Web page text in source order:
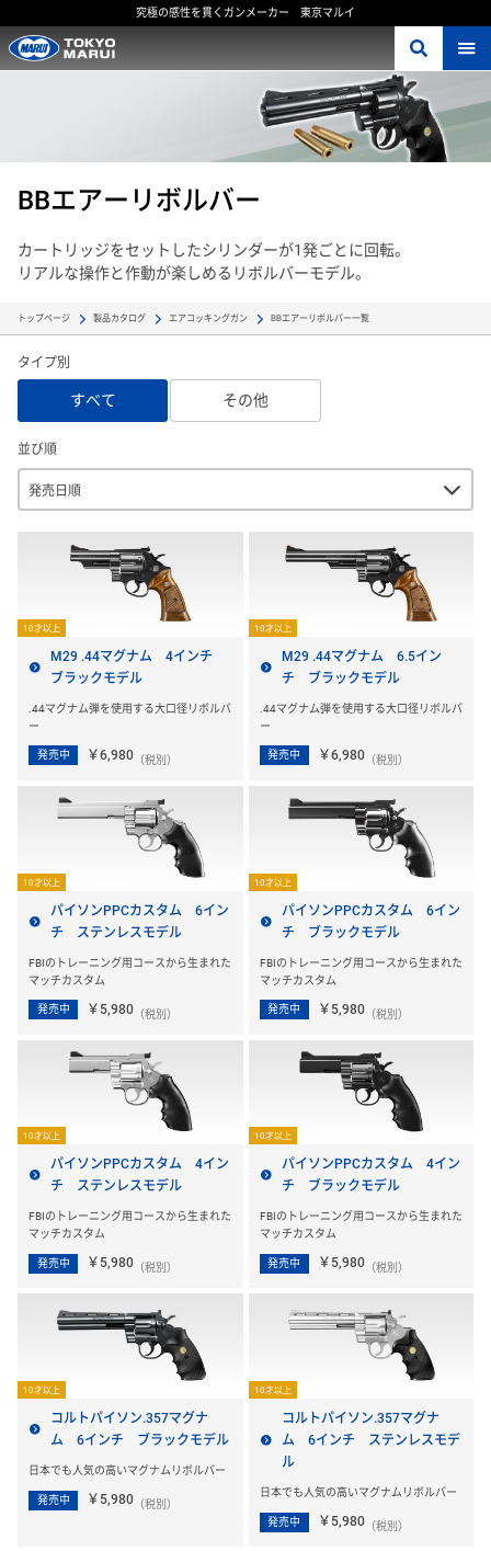
究極の感性を貫くガンメーカー 東京マルイ
BBエアーリボルバー
カートリッジをセットしたシリンダーが1発ごとに回転。
リアルな操作と作動が楽しめるリボルバーモデル。
トップページ 製品カタログ エアコッキングガン BBエアーリボルバー一覧
タイプ別
すべて その他
並び順
10才以上
M29 .44マグナム 4インチ
ブラックモデル
.44マグナム弾を使用する大口径リボルバ
ー
発売中 ￥6,980 （税別）
10才以上
M29 .44マグナム 6.5イン
チ ブラックモデル
.44マグナム弾を使用する大口径リボルバ
ー
発売中 ￥6,980（税別）
10才以上
パイソンPPCカスタム 6イン
チ ステンレスモデル
FBIのトレーニング用コースから生まれた
マッチカスタム
発売中 ￥5,980 （税別）
10才以上
パイソンPPCカスタム 6イン
チ ブラックモデル
FBIのトレーニング用コースから生まれた
マッチカスタム
発売中 ￥5,980（税別）
10才以上
パイソンPPCカスタム 4イン
チ ステンレスモデル
FBIのトレーニング用コースから生まれた
マッチカスタム
発売中 ￥5,980 （税別）
10才以上
パイソンPPCカスタム 4イン
チ ブラックモデル
FBIのトレーニング用コースから生まれた
マッチカスタム
発売中 ￥5,980 （税別）
10才以上
コルトパイソン.357マグナ
ム 6インチ ブラックモデル
日本でも人気の高いマグナムリボルバー
発売中 ￥5,980 （税別）
10才以上
コルトパイソン.357マグナ
ム 6インチ ステンレスモデ
ル
日本でも人気の高いマグナムリボルバー
発売中 ￥5,980（税別）